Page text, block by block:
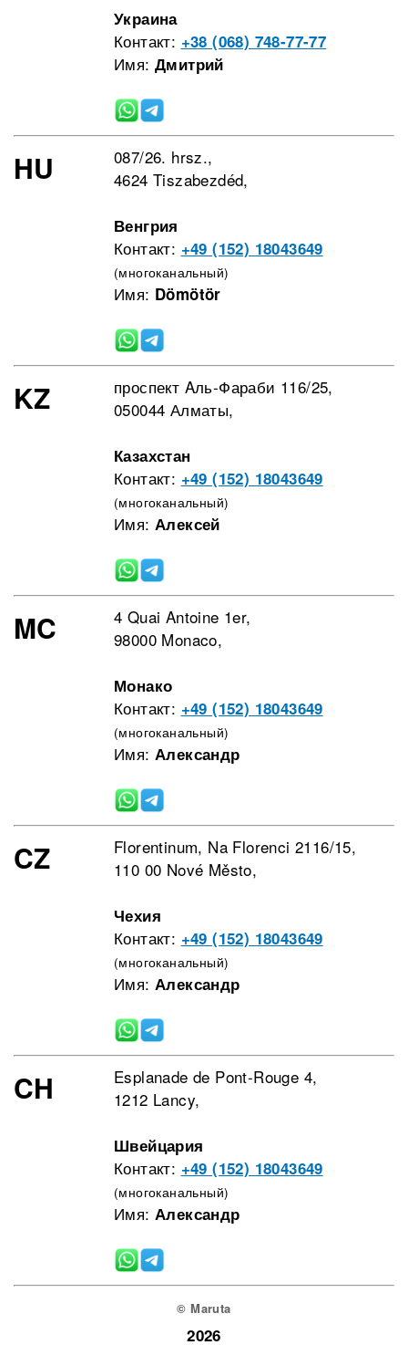
Украина
Контакт: +38 (068) 748-77-77
Имя: Дмитрий
HU
087/26. hrsz.,
4624 Tiszabezdéd,
Венгрия
Контакт: +49 (152) 18043649
(многоканальный)
Имя: Dömötör
KZ
проспект Aль-Фараби 116/25,
050044 Алматы,
Казахстан
Контакт: +49 (152) 18043649
(многоканальный)
Имя: Алексей
MC
4 Quai Antoine 1er,
98000 Monaco,
Монако
Контакт: +49 (152) 18043649
(многоканальный)
Имя: Александр
CZ
Florentinum, Na Florenci 2116/15,
110 00 Nové Město,
Чехия
Контакт: +49 (152) 18043649
(многоканальный)
Имя: Александр
CH
Esplanade de Pont-Rouge 4,
1212 Lancy,
Швейцария
Контакт: +49 (152) 18043649
(многоканальный)
Имя: Александр
© Maruta
2026